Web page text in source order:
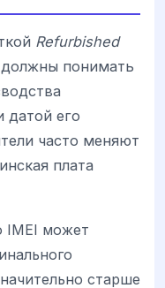
Refurbished
должны понимать
датой его
часто меняют
плата
IMEI может
старше